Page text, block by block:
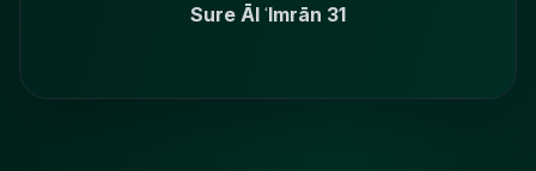
Sure Āl ʿImrān 31